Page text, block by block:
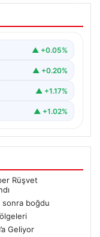
önce öptü,
▲ +0.05%
▲ +0.20%
▲ +1.17%
▲ +1.02%
Rüşvet
sonra boğdu
Geliyor